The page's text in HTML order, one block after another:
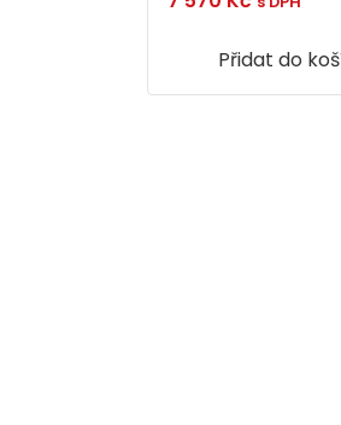
Přidat do